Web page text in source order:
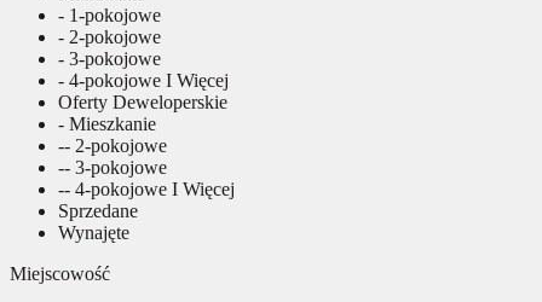
- 1-pokojowe
- 2-pokojowe
- 3-pokojowe
- 4-pokojowe I Więcej
Oferty Deweloperskie
- Mieszkanie
-- 2-pokojowe
-- 3-pokojowe
-- 4-pokojowe I Więcej
Sprzedane
Wynajęte
Miejscowość